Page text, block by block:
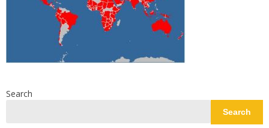
Search
Search